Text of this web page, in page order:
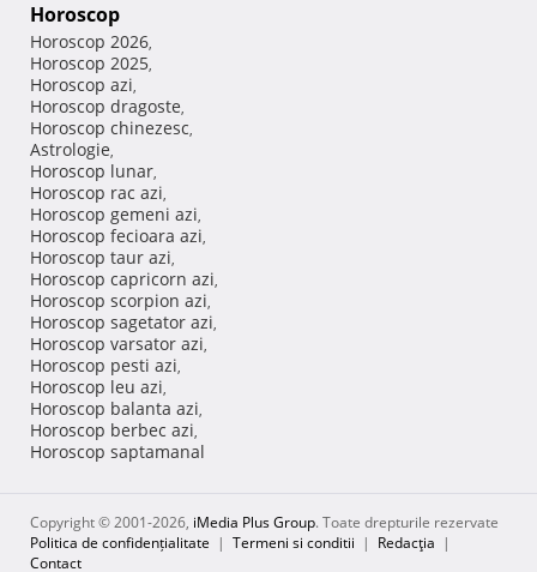
Horoscop
Horoscop 2026,
Horoscop 2025,
Horoscop azi,
Horoscop dragoste,
Horoscop chinezesc,
Astrologie,
Horoscop lunar,
Horoscop rac azi,
Horoscop gemeni azi,
Horoscop fecioara azi,
Horoscop taur azi,
Horoscop capricorn azi,
Horoscop scorpion azi,
Horoscop sagetator azi,
Horoscop varsator azi,
Horoscop pesti azi,
Horoscop leu azi,
Horoscop balanta azi,
Horoscop berbec azi,
Horoscop saptamanal
Copyright © 2001-2026, iMedia Plus Group. Toate drepturile rezervate
Politica de confidențialitate | Termeni si conditii | Redacţia |
Contact